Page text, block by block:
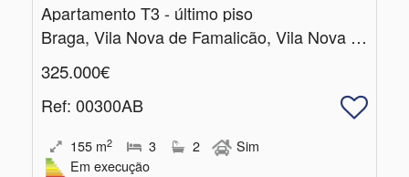
Apartamento T3 - último piso
Braga, Vila Nova de Famalicão, Vila Nova de Famalicão e Calendário
325.000€
Ref: 00300AB
155 m2 3 2
Sim
Em execução